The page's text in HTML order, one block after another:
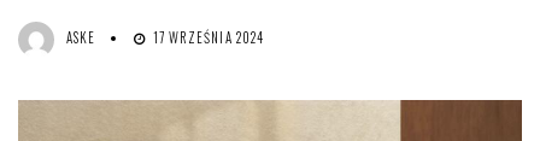
ASKE 17 WRZEŚNIA 2024